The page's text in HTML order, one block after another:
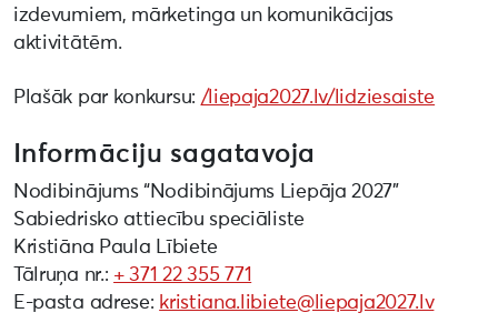
izdevumiem, mārketinga un komunikācijas
aktivitātēm.
Plašāk par konkursu: /liepaja2027.lv/lidziesaiste
Informāciju sagatavoja
Nodibinājums “Nodibinājums Liepāja 2027”
Sabiedrisko attiecību speciāliste
Kristiāna Paula Lībiete
Tālruņa nr.: + 371 22 355 771
E-pasta adrese: kristiana.libiete@liepaja2027.lv